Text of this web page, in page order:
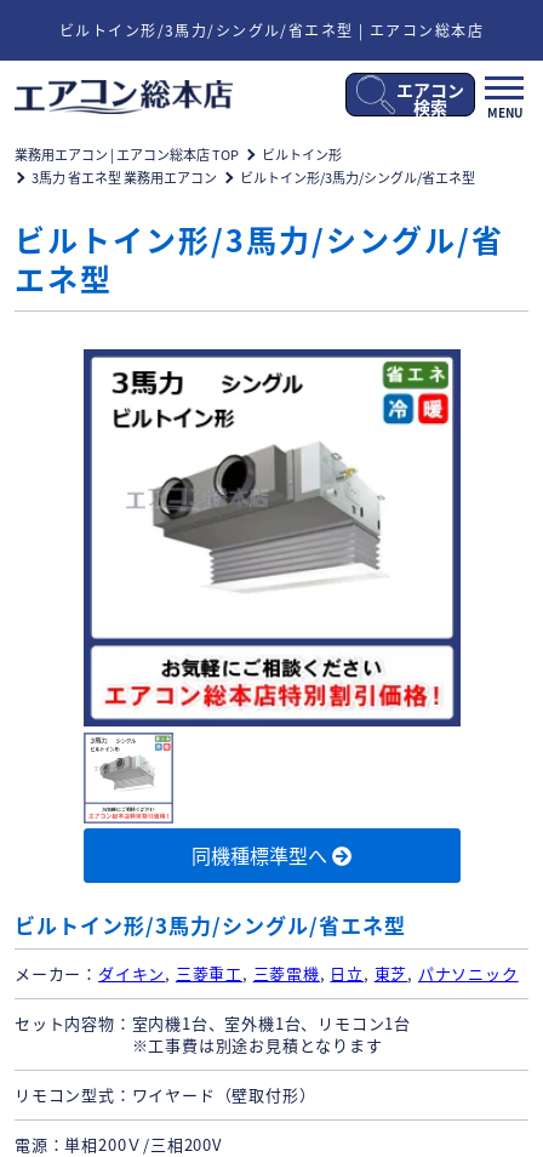
ビルトイン形/3馬力/シングル/省エネ型 | エアコン総本店
メ
ニ
MENU
エアコン
検索
業務用エアコン | エアコン総本店 TOP
ビルトイン形
3馬力 省エネ型 業務用エアコン
ビルトイン形/3馬力/シングル/省エネ型
ビルトイン形/3馬力/シングル/省
エネ型
ビルトイン形/3馬力/シングル/省エネ型
メーカー ダイキン, 三菱重工, 三菱電機, 日立, 東芝, パナソニック
セット内容物
室内機1台、室外機1台、リモコン1台
※工事費は別途お見積となります
リモコン型式 ワイヤード（壁取付形）
電源 単相200Ｖ/三相200V
同機種標準型へ